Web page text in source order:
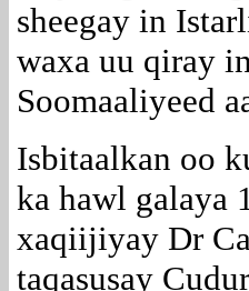
sheegay in
waxa uu qiray
Soomaaliyeed
Isbitaalkan oo
ka hawl galaya
xaqiijiyay Dr
taqasusay